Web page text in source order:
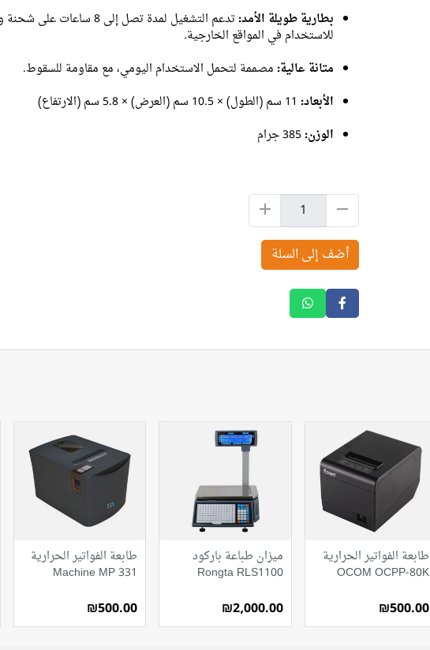
بطارية طويلة الأمد:
تدعم التشغيل لمدة تصل إلى 8
للاستخدام في المواقع الخارجية.
متانة عالية: مصممة لتحمل الاستخدام اليومي، مع مقاومة للسقوط.
الأبعاد:
الوزن:385 جرام
أضف إلى السلة
طابعة الفواتير الحرارية
OCOM OCPP-80K
₪500.00
ميزان طباعة باركود
Rongta RLS1100
₪2,000.00
طابعة الفواتير الحرارية
Machine MP 331
₪500.00